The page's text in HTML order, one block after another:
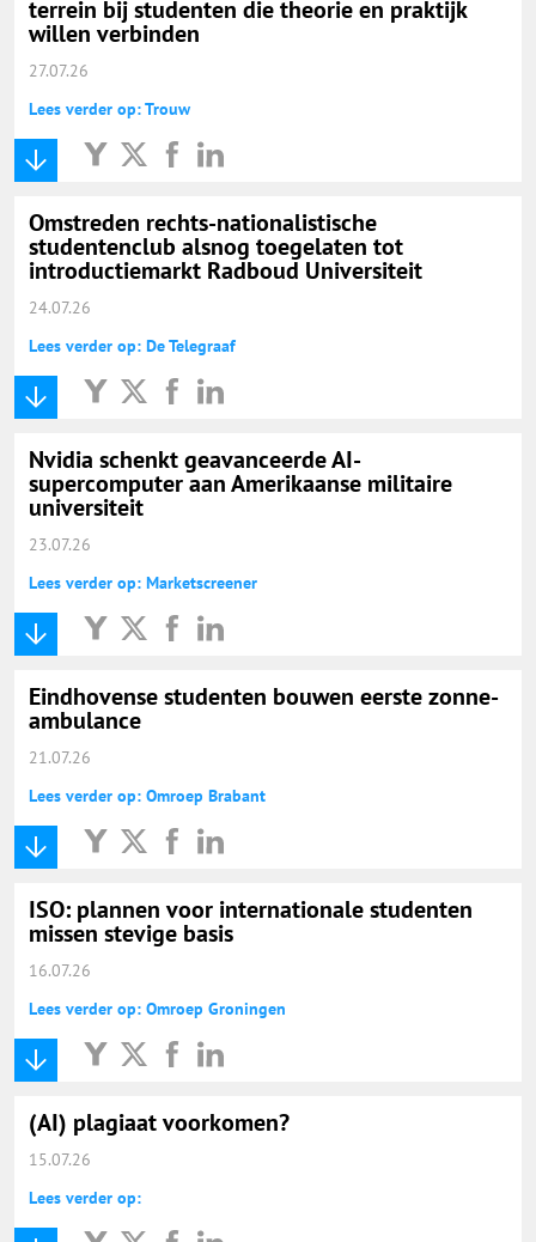
terrein bij studenten die theorie en praktijk
willen verbinden
27.07.26
Lees verder op: Trouw
Omstreden rechts-nationalistische
studentenclub alsnog toegelaten tot
introductiemarkt Radboud Universiteit
24.07.26
Lees verder op: De Telegraaf
Nvidia schenkt geavanceerde AI-
supercomputer aan Amerikaanse militaire
universiteit
23.07.26
Lees verder op: Marketscreener
Eindhovense studenten bouwen eerste zonne-
ambulance
21.07.26
Lees verder op: Omroep Brabant
ISO: plannen voor internationale studenten
missen stevige basis
16.07.26
Lees verder op: Omroep Groningen
(AI) plagiaat voorkomen?
15.07.26
Lees verder op: